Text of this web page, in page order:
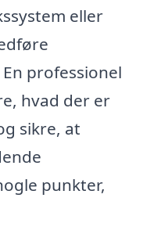
eller
professionel
hvad der er
sikre, at
punkter,